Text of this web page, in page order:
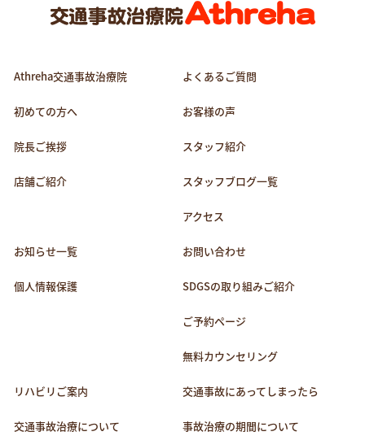
Athreha交通事故治療院
初めての方へ
院長ご挨拶
店舗ご紹介
よくあるご質問
お客様の声
スタッフ紹介
スタッフブログ一覧
アクセス
お知らせ一覧
個人情報保護
お問い合わせ
SDGSの取り組みご紹介
ご予約ページ
無料カウンセリング
リハビリご案内
交通事故治療について
交通事故にあってしまったら
事故治療の期間について